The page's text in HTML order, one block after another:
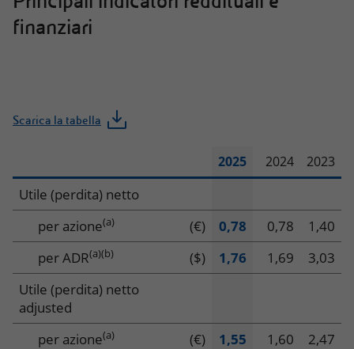
finanziari
Scarica la tabella
Principali
indicatori
reddituali
e
finanziari
2025 2024 2023
Utile (perdita) netto
per azione(a) (€) 0,78 0,78
1,40
per ADR(a)(b) ($) 1,76 1,69
3,03
Utile (perdita) netto
adjusted
per azione(a) (€) 1,55 1,60
2,47